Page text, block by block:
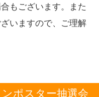
もございます。また
いますので、ご理解
ポスター抽選会